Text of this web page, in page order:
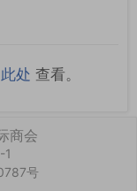
此处 查看。
商会
1
号